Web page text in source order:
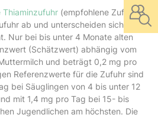
Thiaminzufuhr (empfohlene Zufuhr)
ab und unterscheiden sich damit
Nur bei bis unter 4 Monate alten
(Schätzwert) abhängig vom
und beträgt 0,2 mg pro
Referenzwerte für die Zufuhr sind
bei Säuglingen von 4 bis unter 12
mit 1,4 mg pro Tag bei 15- bis
Jugendlichen am höchsten. Die